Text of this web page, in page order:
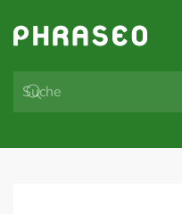
Zum Hauptinhalt